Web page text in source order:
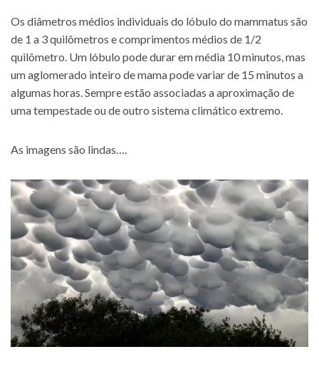
Os diâmetros médios individuais do lóbulo do mammatus são
de 1 a 3 quilômetros e comprimentos médios de 1/2
quilômetro. Um lóbulo pode durar em média 10 minutos, mas
um aglomerado inteiro de mama pode variar de 15 minutos a
algumas horas. Sempre estão associadas a aproximação de
uma tempestade ou de outro sistema climático extremo.
As imagens são lindas….